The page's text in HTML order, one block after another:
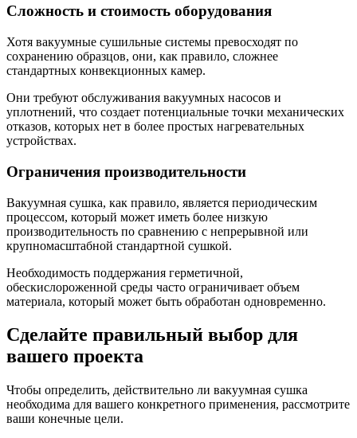
Сложность и стоимость оборудования
Хотя вакуумные сушильные системы превосходят по
сохранению образцов, они, как правило, сложнее
стандартных конвекционных камер.
Они требуют обслуживания вакуумных насосов и
уплотнений, что создает потенциальные точки механических
отказов, которых нет в более простых нагревательных
устройствах.
Ограничения производительности
Вакуумная сушка, как правило, является периодическим
процессом, который может иметь более низкую
производительность по сравнению с непрерывной или
крупномасштабной стандартной сушкой.
Необходимость поддержания герметичной,
обескислороженной среды часто ограничивает объем
материала, который может быть обработан одновременно.
Сделайте правильный выбор для
вашего проекта
Чтобы определить, действительно ли вакуумная сушка
необходима для вашего конкретного применения, рассмотрите
ваши конечные цели.